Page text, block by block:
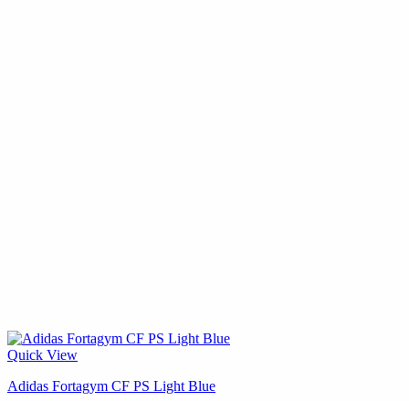
Quick View
Adidas Fortagym CF PS Light Blue